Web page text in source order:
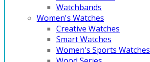
Watchbands
Women's Watches
Creative Watches
Smart Watches
Women's Sports Watches